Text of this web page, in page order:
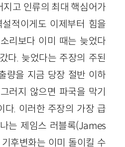
고 인류의 최대 핵심어가
적이게도 이제부터 힘을
리보다 이미 때는 늦었다
다. 늦었다는 주장의 주된
량을 지금 당장 절반 이하
러지 않으면 파국을 막기
다. 이러한 주장의 가장 급
는 제임스 러블록(James
후변화는 이미 돌이킬 수